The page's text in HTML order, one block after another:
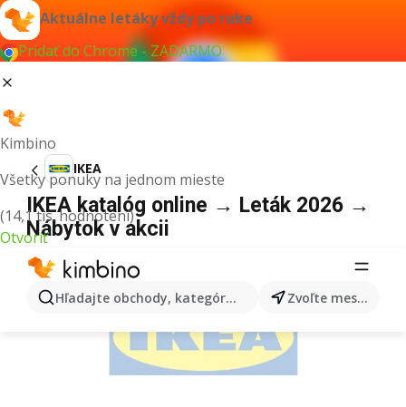
Aktuálne letáky vždy po ruke
Pridať do Chrome - ZADARMO
Kimbino
Všetky ponuky na jednom mieste
(14,1 tis. hodnotení)
Otvoriť
Hľadajte obchody, kategórie, produkty... Zvoľte mesto
IKEA
IKEA katalóg online → Leták 2026 →
Nábytok v akcii